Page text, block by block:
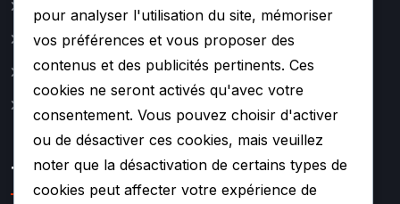
A propos
Contact
Mentions légales
TURBO SOUF
pour analyser l'utilisation du site, mémoriser
vos préférences et vous proposer des
contenus et des publicités pertinents. Ces
cookies ne seront activés qu'avec votre
consentement. Vous pouvez choisir d'activer
ou de désactiver ces cookies, mais veuillez
noter que la désactivation de certains types de
cookies peut affecter votre expérience de